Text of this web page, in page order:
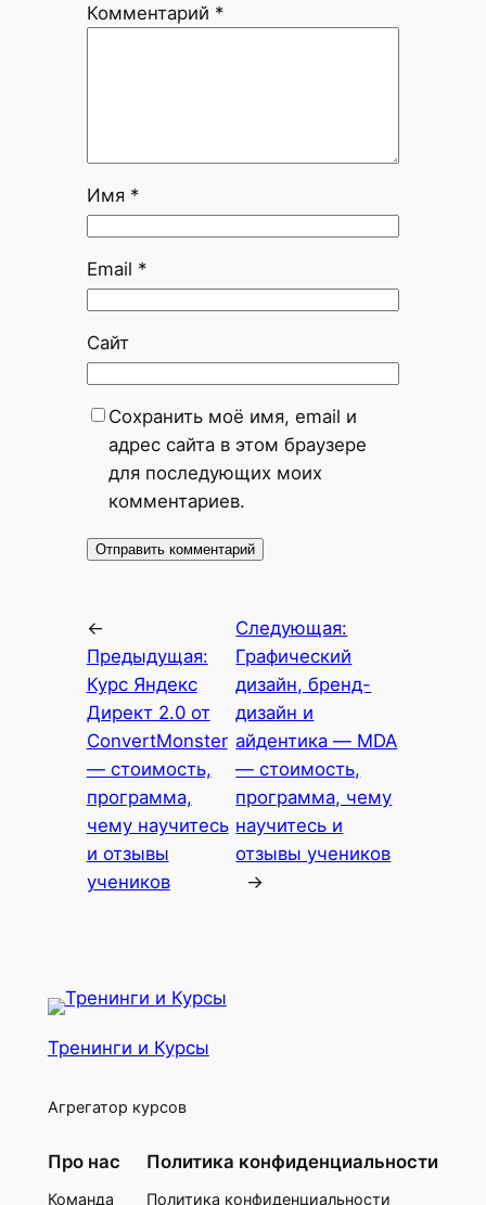
Комментарий *
Имя *
Email *
Сайт
Сохранить моё имя, email и
адрес сайта в этом браузере
для последующих моих
комментариев.
←
Предыдущая:
Курс Яндекс
Директ 2.0 от
ConvertMonster
— стоимость,
программа,
чему научитесь
и отзывы
учеников
Следующая:
Графический
дизайн, бренд-
дизайн и
айдентика — MDA
— стоимость,
программа, чему
научитесь и
отзывы учеников
→
Тренинги и Курсы
Агрегатор курсов
Про нас
Команда
Политика конфиденциальности
Политика конфиденциальности